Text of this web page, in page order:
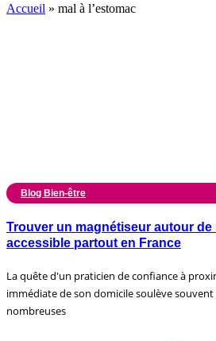
Accueil » mal à l’estomac
Blog Bien-être
Trouver un magnétiseur autour de
accessible partout en France
La quête d'un praticien de confiance à
immédiate de son domicile soulève souvent
nombreuses